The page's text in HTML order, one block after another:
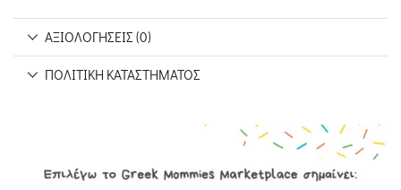
ΑΞΙΟΛΟΓΉΣΕΙΣ (0)
ΠΟΛΙΤΙΚΉ ΚΑΤΑΣΤΉΜΑΤΟΣ